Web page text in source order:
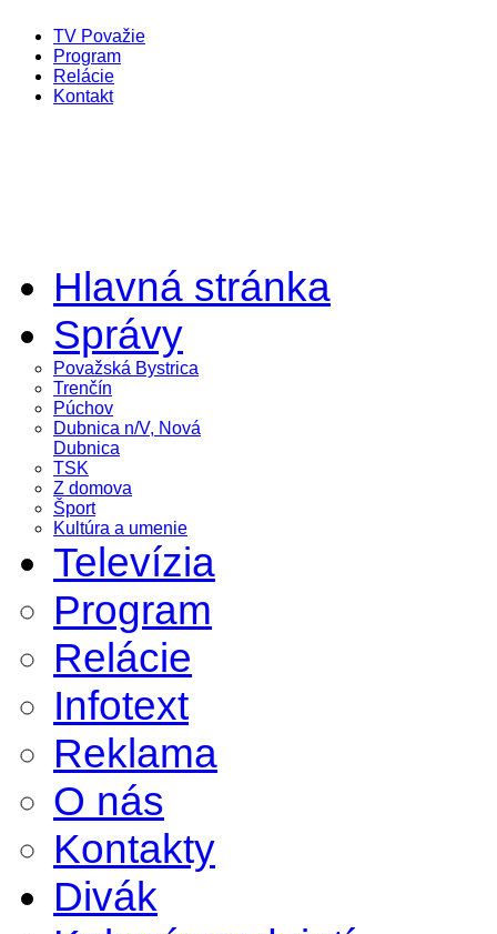
TV Považie
Program
Relácie
Kontakt
Hlavná stránka
Správy
Považská Bystrica
Trenčín
Púchov
Dubnica n/V, Nová
Dubnica
TSK
Z domova
Šport
Kultúra a umenie
Televízia
Program
Relácie
Infotext
Reklama
O nás
Kontakty
Divák